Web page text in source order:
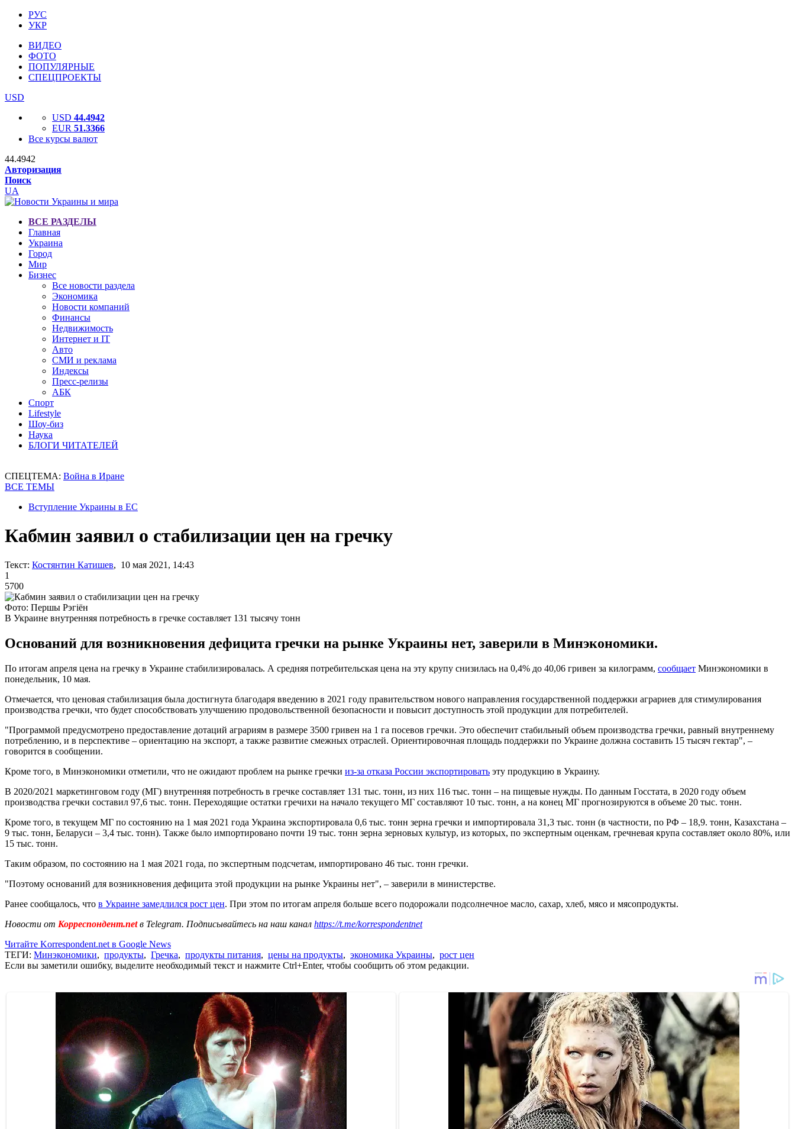
РУС
УКР
ВИДЕО
ФОТО
ПОПУЛЯРНЫЕ
СПЕЦПРОЕКТЫ
USD
USD 44.4942
EUR 51.3366
Все курсы валют
44.4942
Авторизация
Поиск
UA
ВСЕ РАЗДЕЛЫ
Главная
Украина
Город
Мир
Бизнес
Все новости раздела
Экономика
Новости компаний
Финансы
Недвижимость
Интернет и IT
Авто
СМИ и реклама
Индексы
Пресс-релизы
АБК
Спорт
Lifestyle
Шоу-биз
Наука
БЛОГИ ЧИТАТЕЛЕЙ
СПЕЦТЕМА: Война в Иране
ВСЕ ТЕМЫ
Вступление Украины в ЕС
Кабмин заявил о стабилизации цен на гречку
Текст: Костянтин Катишев, 10 мая 2021, 14:43
1
5700
Фото: Першы Рэгіён
В Украине внутренняя потребность в гречке составляет 131 тысячу тонн
Оснований для возникновения дефицита гречки на рынке Украины нет, заверили в Минэкономики.
По итогам апреля цена на гречку в Украине стабилизировалась. А средняя потребительская цена на эту крупу снизилась на 0,4% до 40,06 гривен за килограмм, сообщает Минэкономики в
понедельник, 10 мая.
Отмечается, что ценовая стабилизация была достигнута благодаря введению в 2021 году правительством нового направления государственной поддержки аграриев для стимулирования
производства гречки, что будет способствовать улучшению продовольственной безопасности и повысит доступность этой продукции для потребителей.
"Программой предусмотрено предоставление дотаций аграриям в размере 3500 гривен на 1 га посевов гречки. Это обеспечит стабильный объем производства гречки, равный внутреннему
потреблению, и в перспективе – ориентацию на экспорт, а также развитие смежных отраслей. Ориентировочная площадь поддержки по Украине должна составить 15 тысяч гектар", –
говорится в сообщении.
Кроме того, в Минэкономики отметили, что не ожидают проблем на рынке гречки из-за отказа России экспортировать эту продукцию в Украину.
В 2020/2021 маркетинговом году (МГ) внутренняя потребность в гречке составляет 131 тыс. тонн, из них 116 тыс. тонн – на пищевые нужды. По данным Госстата, в 2020 году объем
производства гречки составил 97,6 тыс. тонн. Переходящие остатки гречихи на начало текущего МГ составляют 10 тыс. тонн, а на конец МГ прогнозируются в объеме 20 тыс. тонн.
Кроме того, в текущем МГ по состоянию на 1 мая 2021 года Украина экспортировала 0,6 тыс. тонн зерна гречки и импортировала 31,3 тыс. тонн (в частности, по РФ – 18,9. тонн, Казахстана –
9 тыс. тонн, Беларуси – 3,4 тыс. тонн). Также было импортировано почти 19 тыс. тонн зерна зерновых культур, из которых, по экспертным оценкам, гречневая крупа составляет около 80%, или
15 тыс. тонн.
Таким образом, по состоянию на 1 мая 2021 года, по экспертным подсчетам, импортировано 46 тыс. тонн гречки.
"Поэтому оснований для возникновения дефицита этой продукции на рынке Украины нет", – заверили в министерстве.
Ранее сообщалось, что в Украине замедлился рост цен. При этом по итогам апреля больше всего подорожали подсолнечное масло, сахар, хлеб, мясо и мясопродукты.
Новости от Корреспондент.netв Telegram. Подписывайтесь на наш канал https://t.me/korrespondentnet
Читайте Korrespondent.net в Google News
ТЕГИ: Минэкономики, продукты, Гречка, продукты питания, цены на продукты, экономика Украины, рост цен
Если вы заметили ошибку, выделите необходимый текст и нажмите Ctrl+Enter, чтобы сообщить об этом редакции.